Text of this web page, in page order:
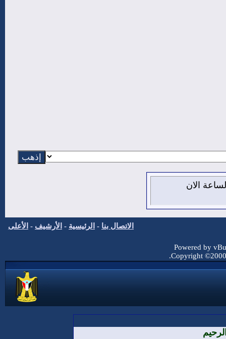
اغسطس 2026 , الساعة الان
الاتصال بنا - الرئيسية - الأرشيف - الأعلى
Powered by
Copyright